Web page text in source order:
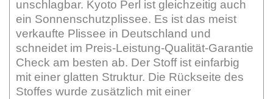
unschlagbar. Kyoto Perl ist gleichzeitig auch
ein Sonnenschutzplissee. Es ist das meist
verkaufte Plissee in Deutschland und
schneidet im Preis-Leistung-Qualität-Garantie
Check am besten ab. Der Stoff ist einfarbig
mit einer glatten Struktur. Die Rückseite des
Stoffes wurde zusätzlich mit einer